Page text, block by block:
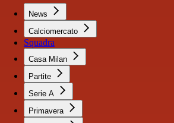
News
Calciomercato
Squadra
Casa Milan
Partite
Serie A
Primavera